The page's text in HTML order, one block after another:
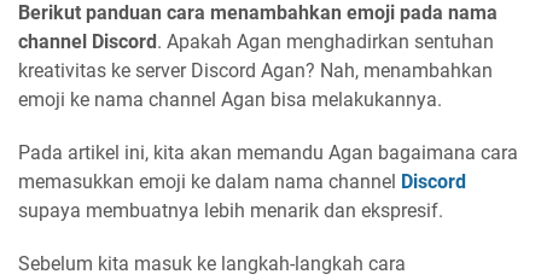
Berikut panduan cara menambahkan emoji pada nama
channel Discord . Apakah Agan menghadirkan sentuhan
kreativitas ke server Discord Agan? Nah, menambahkan
emoji ke nama channel Agan bisa melakukannya.
Pada artikel ini, kita akan memandu Agan bagaimana cara
memasukkan emoji ke dalam nama channel Discord
supaya membuatnya lebih menarik dan ekspresif.
Sebelum kita masuk ke langkah-langkah cara